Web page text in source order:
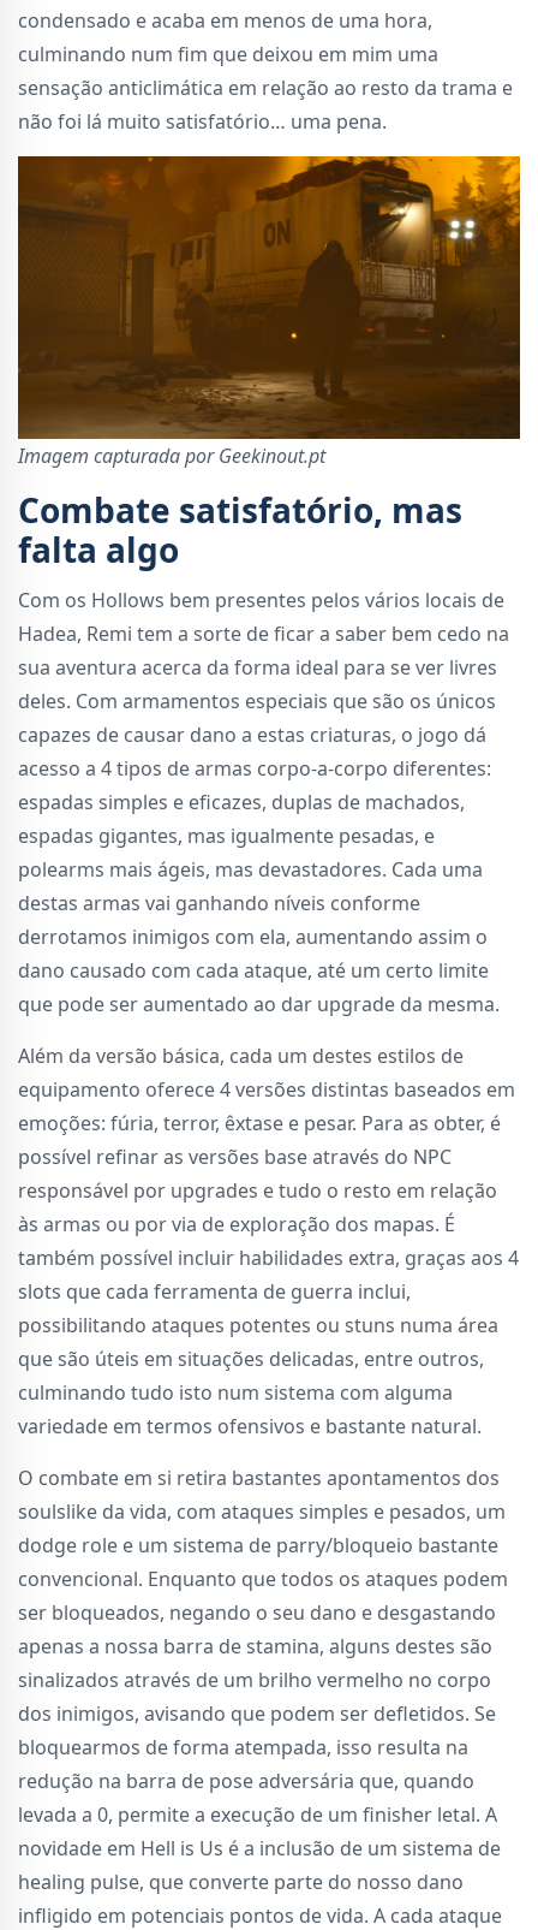
condensado e acaba em menos de uma hora,
culminando num fim que deixou em mim uma
sensação anticlimática em relação ao resto da trama e
não foi lá muito satisfatório… uma pena.
Imagem capturada por Geekinout.pt
Combate satisfatório, mas
falta algo
Com os Hollows bem presentes pelos vários locais de
Hadea, Remi tem a sorte de ficar a saber bem cedo na
sua aventura acerca da forma ideal para se ver livres
deles. Com armamentos especiais que são os únicos
capazes de causar dano a estas criaturas, o jogo dá
acesso a 4 tipos de armas corpo-a-corpo diferentes:
espadas simples e eficazes, duplas de machados,
espadas gigantes, mas igualmente pesadas, e
polearms mais ágeis, mas devastadores. Cada uma
destas armas vai ganhando níveis conforme
derrotamos inimigos com ela, aumentando assim o
dano causado com cada ataque, até um certo limite
que pode ser aumentado ao dar upgrade da mesma.
Além da versão básica, cada um destes estilos de
equipamento oferece 4 versões distintas baseados em
emoções: fúria, terror, êxtase e pesar. Para as obter, é
possível refinar as versões base através do NPC
responsável por upgrades e tudo o resto em relação
às armas ou por via de exploração dos mapas. É
também possível incluir habilidades extra, graças aos 4
slots que cada ferramenta de guerra inclui,
possibilitando ataques potentes ou stuns numa área
que são úteis em situações delicadas, entre outros,
culminando tudo isto num sistema com alguma
variedade em termos ofensivos e bastante natural.
O combate em si retira bastantes apontamentos dos
soulslike da vida, com ataques simples e pesados, um
dodge role e um sistema de parry/bloqueio bastante
convencional. Enquanto que todos os ataques podem
ser bloqueados, negando o seu dano e desgastando
apenas a nossa barra de stamina, alguns destes são
sinalizados através de um brilho vermelho no corpo
dos inimigos, avisando que podem ser defletidos. Se
bloquearmos de forma atempada, isso resulta na
redução na barra de pose adversária que, quando
levada a 0, permite a execução de um finisher letal. A
novidade em Hell is Us é a inclusão de um sistema de
healing pulse, que converte parte do nosso dano
infligido em potenciais pontos de vida. A cada ataque